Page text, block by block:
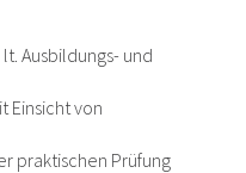
Ausbildungs- und
Einsicht von
praktischen Prüfung